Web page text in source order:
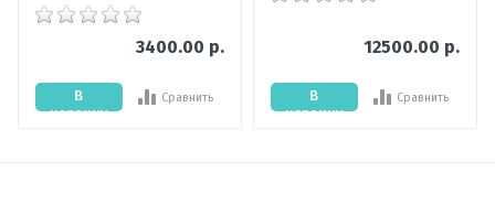
3400.00 р.
В
корзину
Сравнить
12500.00 р.
В
корзину
Сравнить